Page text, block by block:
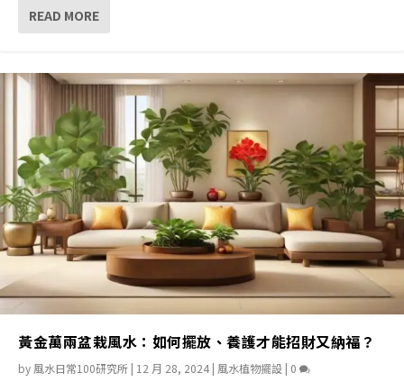
READ MORE
黃金萬兩盆栽風水：如何擺放、養護才能招財又納福？
by 風水日常100研究所 | 12 月 28, 2024 | 風水植物擺設 | 0